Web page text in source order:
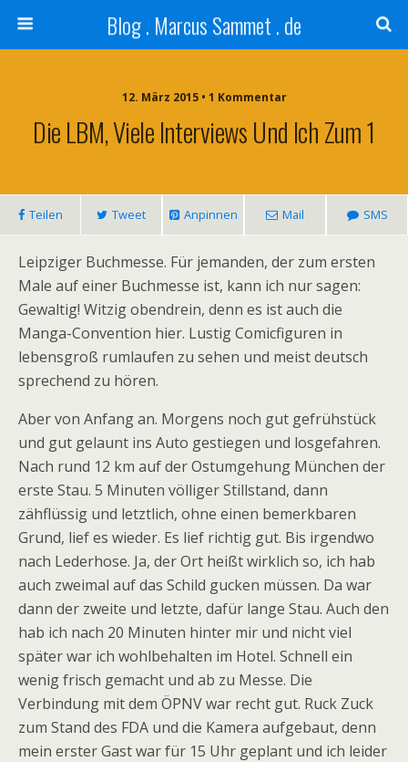
Blog . Marcus Sammet . de
12. März 2015 • 1 Kommentar
Die LBM, Viele Interviews Und Ich Zum 1
Teilen Tweet Anpinnen Mail SMS
Leipziger Buchmesse. Für jemanden, der zum ersten
Male auf einer Buchmesse ist, kann ich nur sagen:
Gewaltig! Witzig obendrein, denn es ist auch die
Manga-Convention hier. Lustig Comicfiguren in
lebensgroß rumlaufen zu sehen und meist deutsch
sprechend zu hören.
Aber von Anfang an. Morgens noch gut gefrühstück
und gut gelaunt ins Auto gestiegen und losgefahren.
Nach rund 12 km auf der Ostumgehung München der
erste Stau. 5 Minuten völliger Stillstand, dann
zähflüssig und letztlich, ohne einen bemerkbaren
Grund, lief es wieder. Es lief richtig gut. Bis irgendwo
nach Lederhose. Ja, der Ort heißt wirklich so, ich hab
auch zweimal auf das Schild gucken müssen. Da war
dann der zweite und letzte, dafür lange Stau. Auch den
hab ich nach 20 Minuten hinter mir und nicht viel
später war ich wohlbehalten im Hotel. Schnell ein
wenig frisch gemacht und ab zu Messe. Die
Verbindung mit dem ÖPNV war recht gut. Ruck Zuck
zum Stand des FDA und die Kamera aufgebaut, denn
mein erster Gast war für 15 Uhr geplant und ich leider